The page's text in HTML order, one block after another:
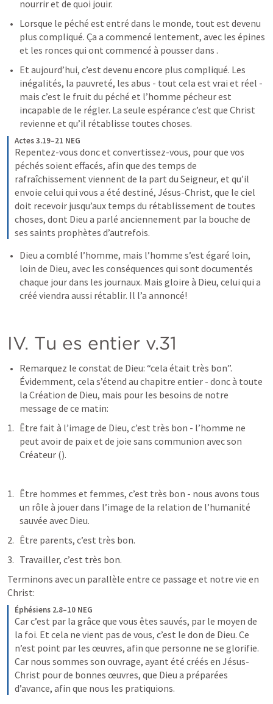
nourrir et de quoi jouir.
Lorsque le péché est entré dans le monde, tout est devenu
plus compliqué. Ça a commencé lentement, avec les épines
et les ronces qui ont commencé à pousser dans .
Et aujourd’hui, c’est devenu encore plus compliqué. Les
inégalités, la pauvreté, les abus - tout cela est vrai et réel -
mais c’est le fruit du péché et l’homme pécheur est
incapable de le régler. La seule espérance c’est que Christ
revienne et qu’il rétablisse toutes choses.
Actes 3.19–21 NEG
Repentez-vous donc et convertissez-vous, pour que vos
péchés soient effacés, afin que des temps de
rafraîchissement viennent de la part du Seigneur, et qu’il
envoie celui qui vous a été destiné, Jésus-Christ, que le ciel
doit recevoir jusqu’aux temps du rétablissement de toutes
choses, dont Dieu a parlé anciennement par la bouche de
ses saints prophètes d’autrefois.
Dieu a comblé l’homme, mais l’homme s’est égaré loin,
loin de Dieu, avec les conséquences qui sont documentés
chaque jour dans les journaux. Mais gloire à Dieu, celui qui a
créé viendra aussi rétablir. Il l’a annoncé!
IV. Tu es entier v.31
Remarquez le constat de Dieu: “cela était très bon”.
Évidemment, cela s’étend au chapitre entier - donc à toute
la Création de Dieu, mais pour les besoins de notre
message de ce matin:
Être fait à l’image de Dieu, c’est très bon - l’homme ne
peut avoir de paix et de joie sans communion avec son
Créateur ().
Être hommes et femmes, c’est très bon - nous avons tous
un rôle à jouer dans l’image de la relation de l’humanité
sauvée avec Dieu.
Être parents, c’est très bon.
Travailler, c’est très bon.
Terminons avec un parallèle entre ce passage et notre vie en
Christ:
Éphésiens 2.8–10 NEG
Car c’est par la grâce que vous êtes sauvés, par le moyen de
la foi. Et cela ne vient pas de vous, c’est le don de Dieu. Ce
n’est point par les œuvres, afin que personne ne se glorifie.
Car nous sommes son ouvrage, ayant été créés en Jésus-
Christ pour de bonnes œuvres, que Dieu a préparées
d’avance, afin que nous les pratiquions.